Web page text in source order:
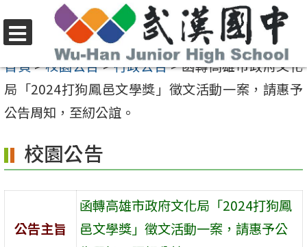
至
要
內
區
選
單
首頁>校園公告>行政公告>函轉高雄市政府文化
局「2024打狗鳳邑文學獎」徵文活動一案，請惠予
公告周知，至紉公誼。
校園公告
公告主旨
函轉高雄市政府文化局「2024打狗鳳
邑文學獎」徵文活動一案，請惠予公